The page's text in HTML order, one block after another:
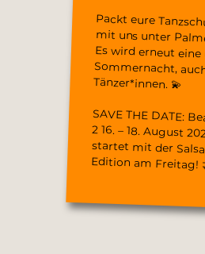
Packt eure
mit uns unter
Es wird erneut
Sommernacht,
Tänzer*innen. 💫
SAVE THE DATE:
2 16. – 18. August
startet mit der
Edition am Freitag!